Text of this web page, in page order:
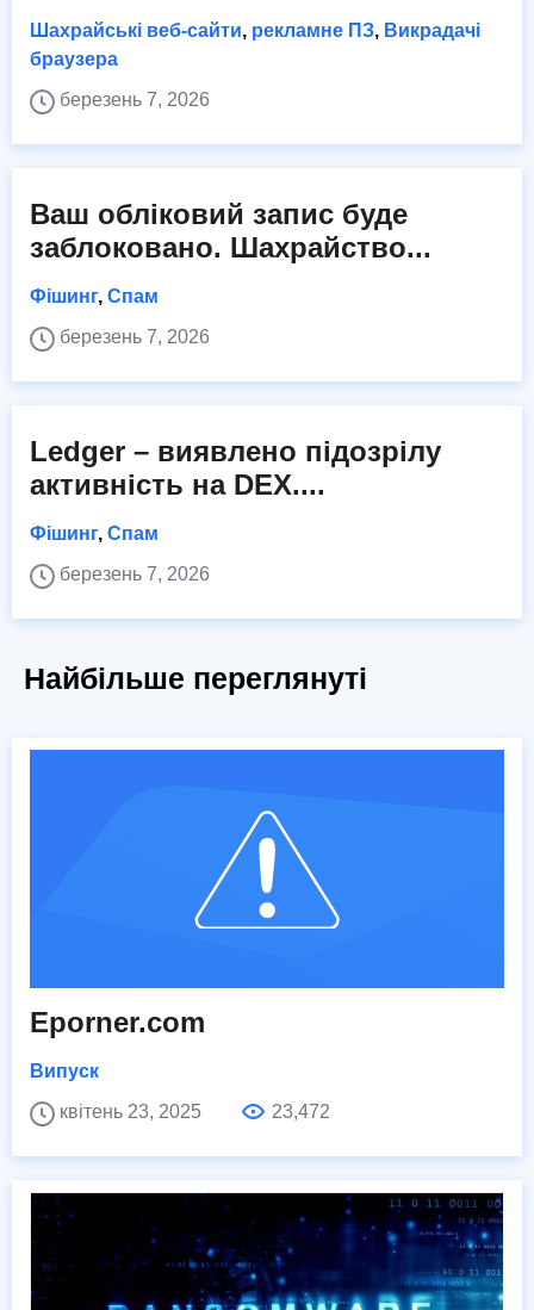
Шахрайські веб-сайти, рекламне ПЗ, Викрадачі
браузера
березень 7, 2026
Ваш обліковий запис буде
заблоковано. Шахрайство...
Фішинг, Спам
березень 7, 2026
Ledger – виявлено підозрілу
активність на DEX....
Фішинг, Спам
березень 7, 2026
Найбільше переглянуті
Eporner.com
Випуск
квітень 23, 2025
23,472